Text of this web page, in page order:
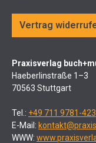
Vertrag
Praxisverlag
Haeberlinstraße 1–3
70563 Stuttgart
Tel.: +49 711 9781-423
E-Mail:
WWW: